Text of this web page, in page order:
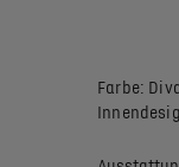
Farbe: